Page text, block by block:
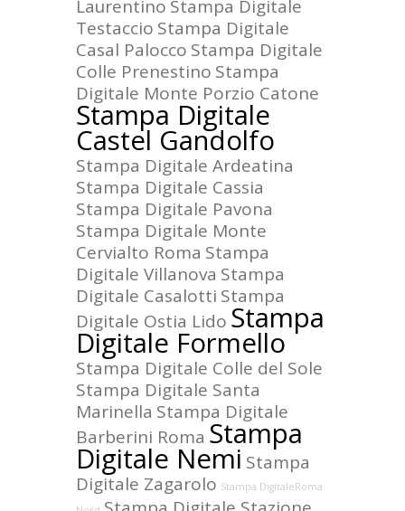
Laurentino Stampa Digitale
Testaccio Stampa Digitale
Casal Palocco Stampa Digitale
Colle Prenestino Stampa
Digitale Monte Porzio Catone
Stampa Digitale
Castel Gandolfo
Stampa Digitale Ardeatina
Stampa Digitale Cassia
Stampa Digitale Pavona
Stampa Digitale Monte
Cervialto Roma Stampa
Digitale Villanova Stampa
Digitale Casalotti Stampa
Digitale Ostia Lido Stampa
Digitale Formello
Stampa Digitale Colle del Sole
Stampa Digitale Santa
Marinella Stampa Digitale
Barberini Roma Stampa
Digitale Nemi Stampa
Digitale Zagarolo Stampa DigitaleRoma